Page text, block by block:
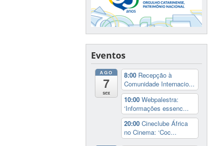
Eventos
AGO
7
sex
8:00 Recepção à
Comunidade Internacio...
10:00Webpalestra:
‘Informações essenc...
20:00Cineclube África
no Cinema: ‘Coc...